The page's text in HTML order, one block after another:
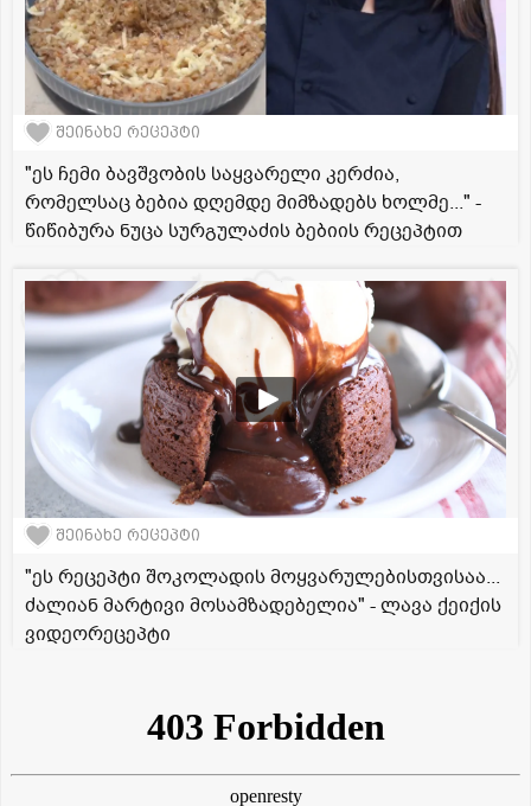
შეინახე რეცეპტი
"ეს ჩემი ბავშვობის საყვარელი კერძია,
რომელსაც ბებია დღემდე მიმზადებს ხოლმე..." -
წიწიბურა ნუცა სურგულაძის ბებიის რეცეპტით
შეინახე რეცეპტი
"ეს რეცეპტი შოკოლადის მოყვარულებისთვისაა...
ძალიან მარტივი მოსამზადებელია" - ლავა ქეიქის
ვიდეორეცეპტი